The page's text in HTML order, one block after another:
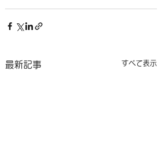
最新記事 すべて表示